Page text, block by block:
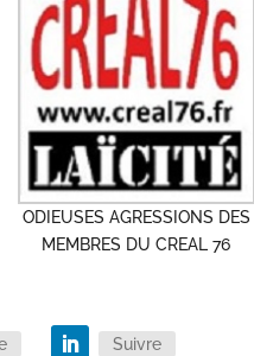
ODIEUSES AGRESSIONS DES
MEMBRES DU CREAL 76
Suivre